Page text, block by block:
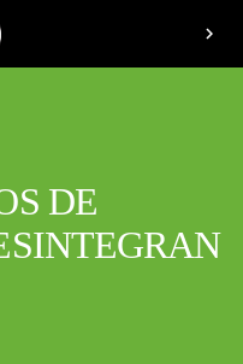
chevron_right
DE